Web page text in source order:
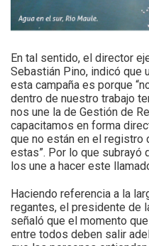
En tal sentido, el director
Sebastián Pino, indicó que
esta campaña es porque
dentro de nuestro trabajo
nos une la de Gestión de
capacitamos en forma
que no están en el registro
estas”. Por lo que subrayó
los une a hacer este
Haciendo referencia a la
regantes, el presidente de
señaló que el momento
entre todos deben salir